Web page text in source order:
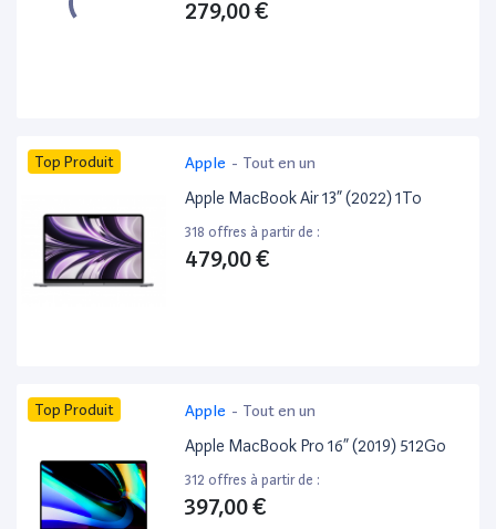
279,00 €
Top Produit Apple - Tout en un
Apple MacBook Air 13” (2022) 1To
318 offres à partir de :
479,00 €
Top Produit Apple - Tout en un
Apple MacBook Pro 16” (2019) 512Go
312 offres à partir de :
397,00 €